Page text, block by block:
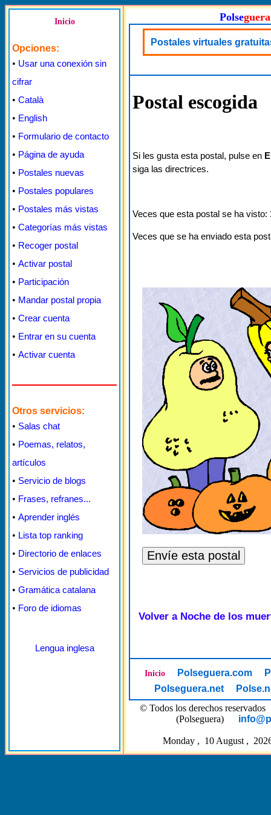
Inicio
Opciones:
• Usar una conexión sin
cifrar
• Català
• English
• Formulario de contacto
• Página de ayuda
• Postales nuevas
• Postales populares
• Postales más vistas
• Categorías más vistas
• Recoger postal
• Activar postal
• Participación
• Mandar postal propia
• Crear cuenta
• Entrar en su cuenta
• Activar cuenta
Otros servicios:
• Salas chat
• Poemas, relatos,
artículos
• Servicio de blogs
• Frases, refranes...
• Aprender inglés
• Lista top ranking
• Directorio de enlaces
• Servicios de publicidad
• Gramática catalana
• Foro de idiomas
Lengua inglesa
Polseguera
Postales virtuales
Postal escogida
Si les gusta esta postal, pulse en
siga las directrices.
Veces que esta postal se ha visto:
Veces que se ha enviado esta
Volver a Noche de los
Inicio Polseguera.com
Polseguera.net
© Todos los derechos
(Polseguera)
Monday , 10 August ,